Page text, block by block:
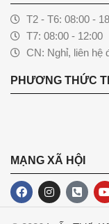
T2 - T6: 08:00 -
T7: 08:00 - 12:00
CN: Nghỉ, liên hệ
PHƯƠNG THỨC
MẠNG XÃ HỘI